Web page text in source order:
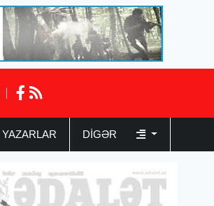
YAZARLAR DIGƏR